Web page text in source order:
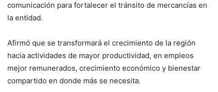
comunicación para fortalecer el tránsito de mercancías en
la entidad.
Afirmó que se transformará el crecimiento de la región
hacia actividades de mayor productividad, en empleos
mejor remunerados, crecimiento económico y bienestar
compartido en donde más se necesita.